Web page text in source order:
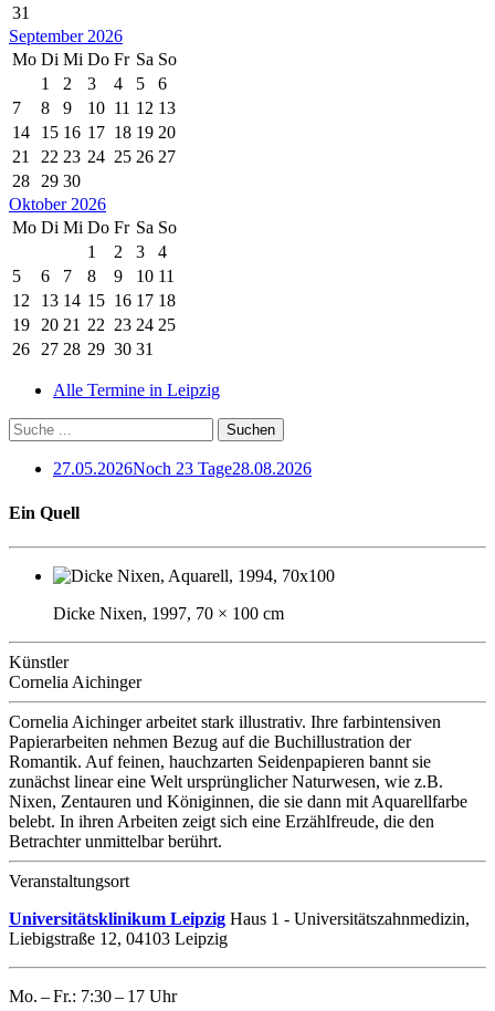
31
September 2026
Mo Di Mi Do Fr Sa So
1
2 3 4 5
6
7
8 9 10 11 12 13
14
15 16 17 18 19 20
21
22 23 24 25 26 27
28 29 30
Oktober 2026
Mo Di Mi Do Fr Sa So
1
2 3
4
5
6 7 8 9 10 11
12
13 14 15 16 17 18
19 20 21 22 23 24 25
26 27 28 29 30 31
Alle Termine in Leipzig
27.05.2026Noch 23 Tage28.08.2026
Ein Quell
Dicke Nixen, 1997, 70 × 100 cm
Künstler
Cornelia Aichinger
Cornelia Aichinger arbeitet stark illustrativ. Ihre farbintensiven
Papierarbeiten nehmen Bezug auf die Buchillustration der
Romantik. Auf feinen, hauchzarten Seidenpapieren bannt sie
zunächst linear eine Welt ursprünglicher Naturwesen, wie z.B.
Nixen, Zentauren und Königinnen, die sie dann mit Aquarellfarbe
belebt. In ihren Arbeiten zeigt sich eine Erzählfreude, die den
Betrachter unmittelbar berührt.
Veranstaltungsort
Universitätsklinikum Leipzig Haus 1 - Universitätszahnmedizin,
Liebigstraße 12, 04103 Leipzig
Mo. – Fr.: 7:30 – 17 Uhr